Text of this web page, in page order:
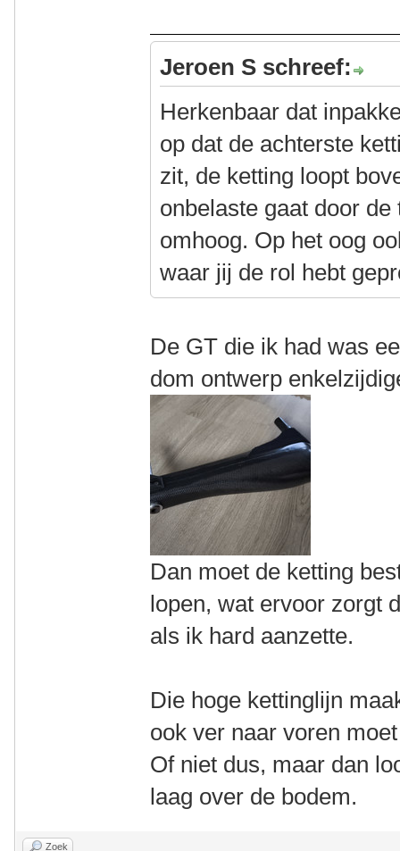
Jeroen S schreef:
Herkenbaar dat
op dat de achterste
zit, de ketting loopt
onbelaste gaat door
omhoog. Op het oog
waar jij de rol hebt
De GT die ik had was
dom ontwerp
Dan moet de ketting
lopen, wat ervoor zorgt
als ik hard aanzette.
Die hoge kettinglijn
ook ver naar voren
Of niet dus, maar dan
laag over de bodem.
Zoek